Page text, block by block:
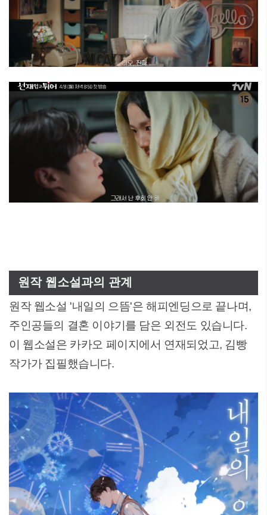
원작 웹소설과의 관계
원작 웹소설 '내일의 으뜸'은 해피엔딩으로 끝나며,
주인공들의 결혼 이야기를 담은 외전도 있습니다.
이 웹소설은 카카오 페이지에서 연재되었고, 김빵
작가가 집필했습니다.